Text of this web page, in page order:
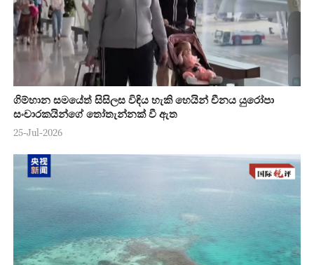
ගිම්හාන සමයේත් සිසිලස විඳිය හැකි හෙයින් චීනය යුරෝපා
සංචාරකයින්ගේ තෝතැන්නක් වී ඇත
25-Jul-2026